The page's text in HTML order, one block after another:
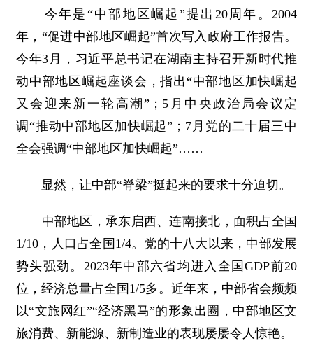
今年是“中部地区崛起”提出20周年。2004
年，“促进中部地区崛起”首次写入政府工作报告。
今年3月，习近平总书记在湖南主持召开新时代推
动中部地区崛起座谈会，指出“中部地区加快崛起
又会迎来新一轮高潮”；5月中央政治局会议定
调“推动中部地区加快崛起”；7月党的二十届三中
全会强调“中部地区加快崛起”……
显然，让中部“脊梁”挺起来的要求十分迫切。
中部地区，承东启西、连南接北，面积占全国
1/10，人口占全国1/4。党的十八大以来，中部发展
势头强劲。2023年中部六省均进入全国GDP前20
位，经济总量占全国1/5多。近年来，中部省会频频
以“文旅网红”“经济黑马”的形象出圈，中部地区文
旅消费、新能源、新制造业的表现屡屡令人惊艳。